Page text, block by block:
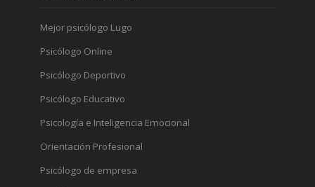
Mejor psicólogo Lugo
Psicólogo Online
Psicólogo Deportivo
Psicólogo Educativo
Psicología e Inteligencia Emocional
Orientación Profesional
Psicólogo de empresa